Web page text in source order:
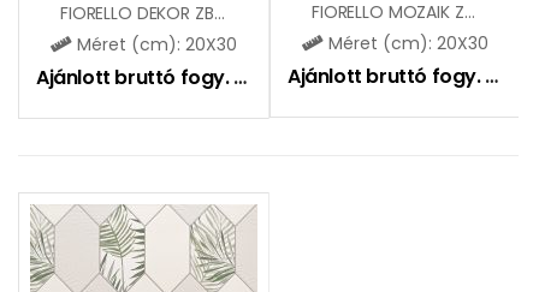
FIORELLO DEKOR ZBD31004
Méret (cm): 20X30
Ajánlott bruttó fogy. ár: 5195Ft
FIORELLO MOZAIK ZBD31003
Méret (cm): 20X30
Ajánlott bruttó fogy. ár: